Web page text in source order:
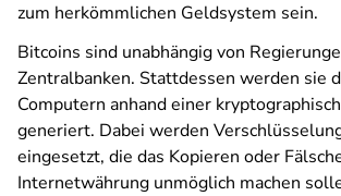
zum herkömmlichen Geldsystem sein.
Bitcoins sind unabhängig von
Zentralbanken. Stattdessen werden sie
Computern anhand einer
generiert. Dabei werden
eingesetzt, die das Kopieren oder
Internetwährung unmöglich machen